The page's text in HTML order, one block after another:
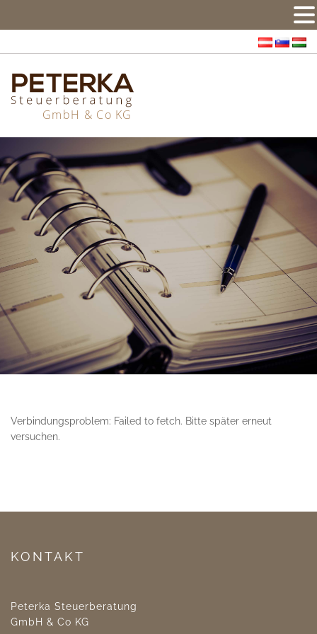
Verbindungsproblem: Failed to fetch. Bitte später erneut
versuchen.
KONTAKT
Peterka Steuerberatung
GmbH & Co KG